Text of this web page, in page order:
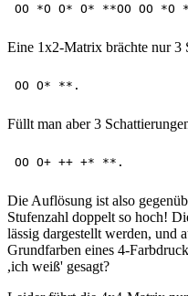
Eine 1x2-Matrix brächte nur 3
Füllt man aber 3
Die Auflösung ist also
Stufenzahl doppelt so hoch!
lässig dargestellt werden, und
Grundfarben eines 4-
,ich weiß' gesagt?